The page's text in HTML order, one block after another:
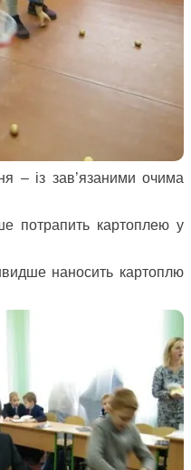
– із зав’язаними очима
потрапить картоплею у
наносить картоплю